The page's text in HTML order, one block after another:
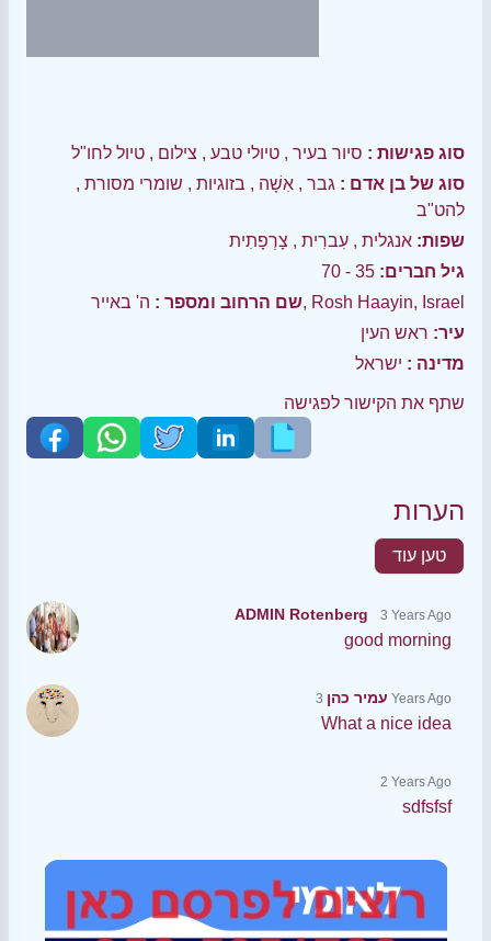
סוג פגישות : סיור בעיר , טיולי טבע , צילום , טיול לחו"ל
סוג של בן אדם : גבר , אִשָׁה , בזוגיות , שומרי מסורת ,
להט"ב
שפות: אנגלית , עִברִית , צָרְפָתִית
גיל חברים: 35 - 70
שם הרחוב ומספר :ה' באייר, Rosh Haayin, Israel
עיר: ראש העין
מדינה : ישראל
שתף את הקישור לפגישה
הערות
טען עוד
ADMIN Rotenberg 3 Years Ago
good morning
עמיר כהן 3 Years Ago
What a nice idea
2 Years Ago
sdfsfsf